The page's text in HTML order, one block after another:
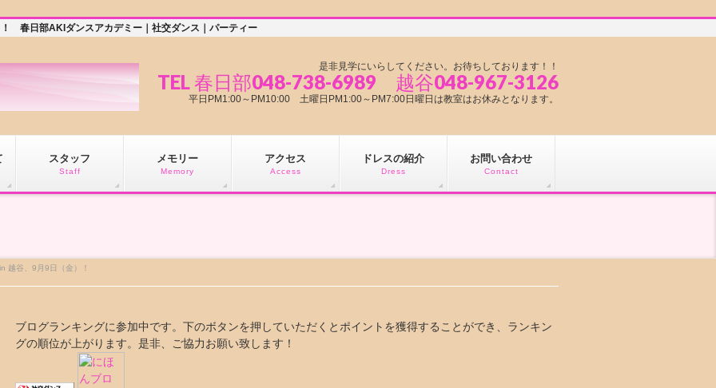
春日部AKIダンスアカデミー｜社交ダンス｜パーティー
是非見学にいらしてください。お待ちしております！！
TEL 春日部048-738-6989 越谷048-967-3126
平日PM1:00～PM10:00 土曜日PM1:00～PM7:00日曜日は教室はお休みとなります。
スタッフ
Staff
メモリー
Memory
アクセス
Access
ドレスの紹介
Dress
お問い合わせ
Contact
越谷、9月9日（金）！
ブログランキングに参加中です。下のボタンを押していただくとポイントを獲得することができ、ランキン
グの順位が上がります。是非、ご協力お願い致します！